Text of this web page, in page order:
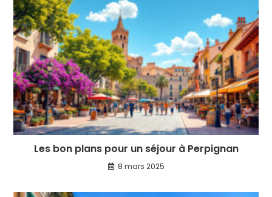
Les bon plans pour un séjour à Perpignan
8 mars 2025